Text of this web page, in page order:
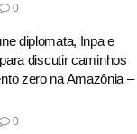
0
diplomata, Inpa e
discutir caminhos
zero na Amazônia –
0